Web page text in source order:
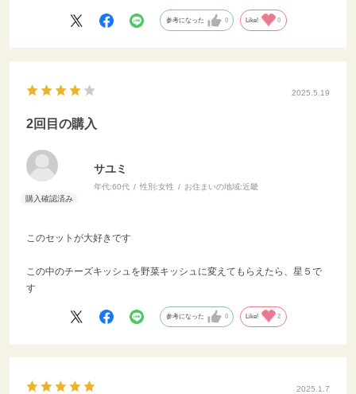
参考になった 0 Like! 0
2025.5.19
2回目の購入
サユミ
年代:60代 性別:女性 お住まいの地域:近畿
このセットが大好きです
この中のチーズキッシュを野菜キッシュに変えてもらえたら、星５で
す
参考になった 0 Like! 2
2025.1.7